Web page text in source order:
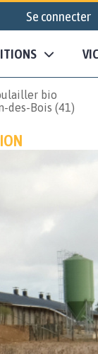
Se connecter
bio
des-Bois (41)